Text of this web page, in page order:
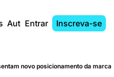
AutoresEntrar Inscreva-se
novo posicionamento da marca